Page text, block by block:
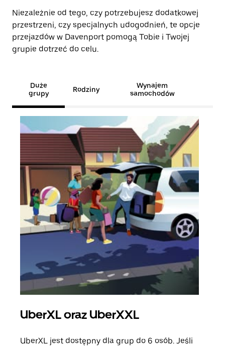
Niezależnie od tego, czy potrzebujesz dodatkowej
przestrzeni, czy specjalnych udogodnień, te opcje
przejazdów w Davenport pomogą Tobie i Twojej
grupie dotrzeć do celu.
Duże
grupy
Rodziny
Wynajem
samochodów
UberXL oraz UberXXL
UberXL jest dostępny dla grup do 6 osób. Jeśli